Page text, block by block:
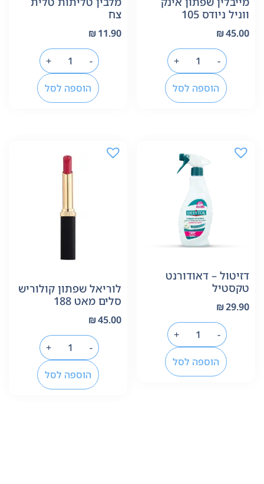
ווניל ניודס 105
₪45.00
-
+
הוספה לסל
צח
₪11.90
-
+
הוספה לסל
דזיטול – דאודורנט
טקסטיל
₪29.90
-
+
הוספה לסל
לוריאל שפתון קולוריש
סלים מאט 188
₪45.00
-
+
הוספה לסל